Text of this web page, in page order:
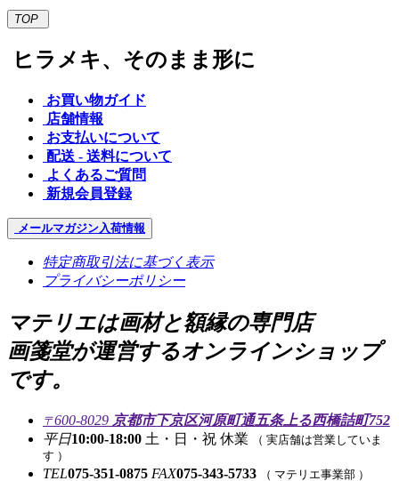
TOP
ヒラメキ、そのまま形に
お買い物ガイド
店舗情報
お支払いについて
配送 - 送料について
よくあるご質問
新規会員登録
メールマガジン入荷情報
特定商取引法に基づく表示
プライバシーポリシー
マテリエは画材と額縁の専門店
画箋堂が運営するオンラインショップ
です。
〒600-8029 京都市下京区河原町通五条上る西橋詰町752
平日10:00-18:00 土・日・祝 休業 （ 実店舗は営業していま
す ）
TEL075-351-0875 FAX075-343-5733 （ マテリエ事業部 ）